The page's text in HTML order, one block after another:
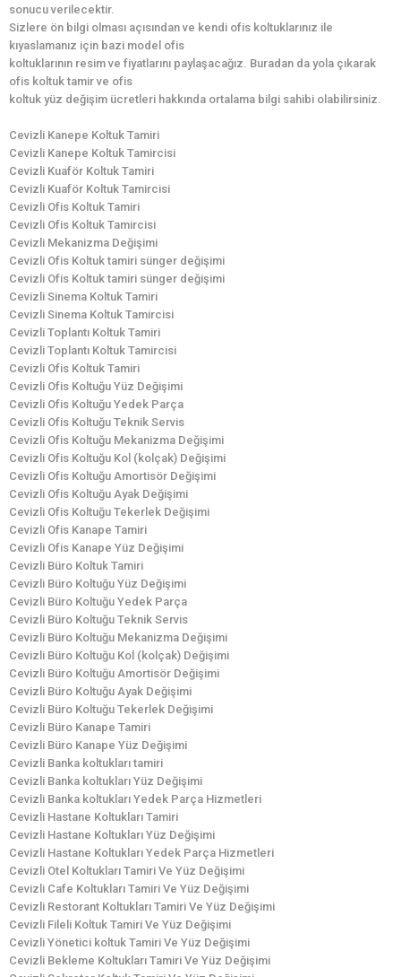
sonucu verilecektir.
Sizlere ön bilgi olması açısından ve kendi ofis koltuklarınız ile
kıyaslamanız için bazi model ofis
koltuklarının resim ve fiyatlarını paylaşacağız. Buradan da yola çıkarak
ofis koltuk tamir ve ofis
koltuk yüz değişim ücretleri hakkında ortalama bilgi sahibi olabilirsiniz.
Cevizli Kanepe Koltuk Tamiri
Cevizli Kanepe Koltuk Tamircisi
Cevizli Kuaför Koltuk Tamiri
Cevizli Kuaför Koltuk Tamircisi
Cevizli Ofis Koltuk Tamiri
Cevizli Ofis Koltuk Tamircisi
Cevizli Mekanizma Değişimi
Cevizli Ofis Koltuk tamiri sünger değişimi
Cevizli Ofis Koltuk tamiri sünger değişimi
Cevizli Sinema Koltuk Tamiri
Cevizli Sinema Koltuk Tamircisi
Cevizli Toplantı Koltuk Tamiri
Cevizli Toplantı Koltuk Tamircisi
Cevizli Ofis Koltuk Tamiri
Cevizli Ofis Koltuğu Yüz Değişimi
Cevizli Ofis Koltuğu Yedek Parça
Cevizli Ofis Koltuğu Teknik Servis
Cevizli Ofis Koltuğu Mekanizma Değişimi
Cevizli Ofis Koltuğu Kol (kolçak) Değişimi
Cevizli Ofis Koltuğu Amortisör Değişimi
Cevizli Ofis Koltuğu Ayak Değişimi
Cevizli Ofis Koltuğu Tekerlek Değişimi
Cevizli Ofis Kanape Tamiri
Cevizli Ofis Kanape Yüz Değişimi
Cevizli Büro Koltuk Tamiri
Cevizli Büro Koltuğu Yüz Değişimi
Cevizli Büro Koltuğu Yedek Parça
Cevizli Büro Koltuğu Teknik Servis
Cevizli Büro Koltuğu Mekanizma Değişimi
Cevizli Büro Koltuğu Kol (kolçak) Değişimi
Cevizli Büro Koltuğu Amortisör Değişimi
Cevizli Büro Koltuğu Ayak Değişimi
Cevizli Büro Koltuğu Tekerlek Değişimi
Cevizli Büro Kanape Tamiri
Cevizli Büro Kanape Yüz Değişimi
Cevizli Banka koltukları tamiri
Cevizli Banka koltukları Yüz Değişimi
Cevizli Banka koltukları Yedek Parça Hizmetleri
Cevizli Hastane Koltukları Tamiri
Cevizli Hastane Koltukları Yüz Değişimi
Cevizli Hastane Koltukları Yedek Parça Hizmetleri
Cevizli Otel Koltukları Tamiri Ve Yüz Değişimi
Cevizli Cafe Koltukları Tamiri Ve Yüz Değişimi
Cevizli Restorant Koltukları Tamiri Ve Yüz Değişimi
Cevizli Fileli Koltuk Tamiri Ve Yüz Değişimi
Cevizli Yönetici koltuk Tamiri Ve Yüz Değişimi
Cevizli Bekleme Koltukları Tamiri Ve Yüz Değişimi